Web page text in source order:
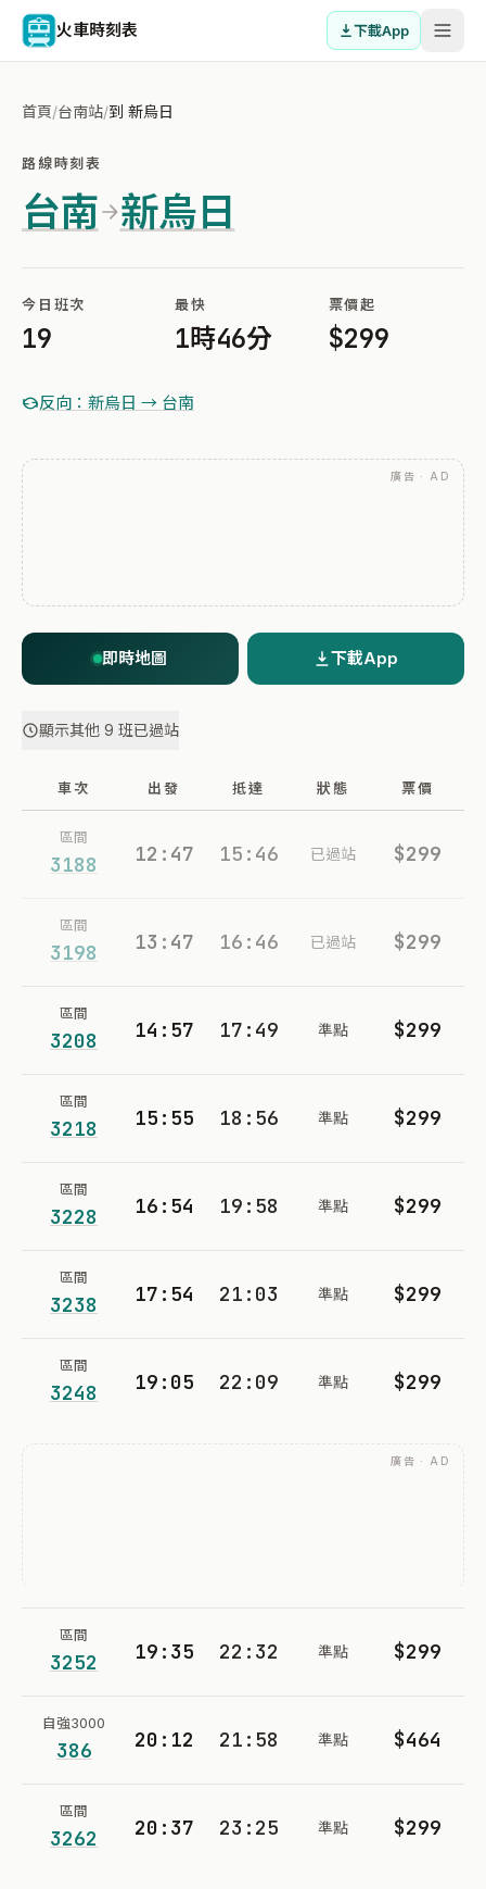
火車時刻表 下載App
首頁/台南站/到 新烏日
路線時刻表
台南 新烏日
今日班次
19
最快
1時46分
票價起
$299
反向：新烏日 → 台南
廣告 · AD
即時地圖 下載App
顯示其他 9 班已過站
車次 出發 抵達 狀態 票價
區間
3188 12:47 15:46 已過站 $299
區間
3198 13:47 16:46 已過站 $299
區間
3208 14:57 17:49 準點 $299
區間
3218 15:55 18:56 準點 $299
區間
3228 16:54 19:58 準點 $299
區間
3238 17:54 21:03 準點 $299
區間
3248 19:05 22:09 準點 $299
廣告 · AD
區間
3252 19:35 22:32 準點 $299
自強3000
386 20:12 21:58 準點 $464
區間
3262 20:37 23:25 準點 $299